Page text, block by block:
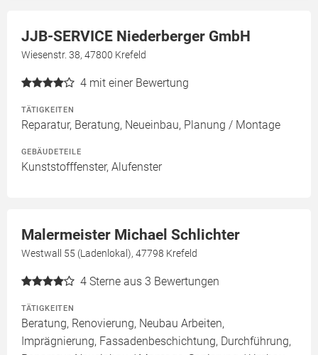
JJB-SERVICE Niederberger GmbH
Wiesenstr. 38, 47800 Krefeld
4 mit einer Bewertung
TÄTIGKEITEN
Reparatur, Beratung, Neueinbau, Planung / Montage
GEBÄUDETEILE
Kunststofffenster, Alufenster
Malermeister Michael Schlichter
Westwall 55 (Ladenlokal), 47798 Krefeld
4 Sterne aus 3 Bewertungen
TÄTIGKEITEN
Beratung, Renovierung, Neubau Arbeiten,
Imprägnierung, Fassadenbeschichtung, Durchführung,